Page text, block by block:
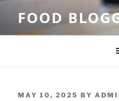
content
FOOD
POSTED
MAY 10, 2025 BY